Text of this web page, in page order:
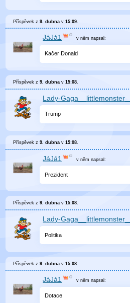
Příspěvek z9. dubna v15:09
JáJá1 v něm napsal:
Kačer Donald
Příspěvek z9. dubna v15:08
Lady-Gaga__littlemonster__
Trump
Příspěvek z9. dubna v15:08.
JáJá1 v něm napsal:
Prezident
Příspěvek z9. dubna v15:08.
Lady-Gaga__littlemonster__
Politika
Příspěvek z9. dubna v15:08
JáJá1 v něm napsal:
Dotace